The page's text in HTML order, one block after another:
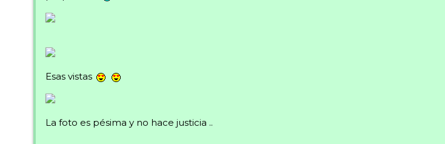
Esas vistas
La foto es pésima y no hace justicia ..